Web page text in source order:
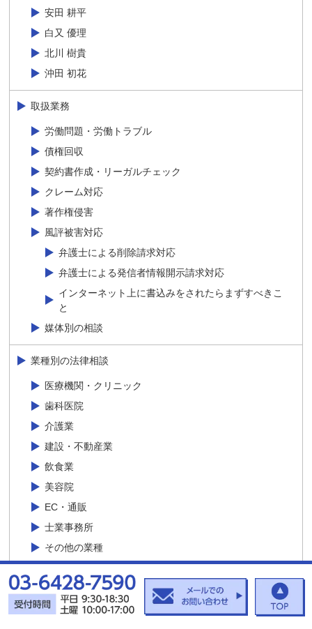
安田 耕平
白又 優理
北川 樹貴
沖田 初花
取扱業務
労働問題・労働トラブル
債権回収
契約書作成・リーガルチェック
クレーム対応
著作権侵害
風評被害対応
弁護士による削除請求対応
弁護士による発信者情報開示請求対応
インターネット上に書込みをされたらまずすべきこ
と
媒体別の相談
業種別の法律相談
医療機関・クリニック
歯科医院
介護業
建設・不動産業
飲食業
美容院
EC・通販
士業事務所
その他の業種
商品プラン
サイトマップ